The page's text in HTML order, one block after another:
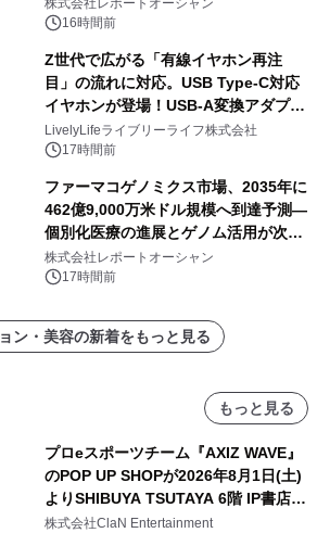
16時間前
Z世代で広がる「有線イヤホン再注
目」の流れに対応。USB Type-C対応
イヤホンが登場！USB-A変換アダプタ
ー付きでスマホからパソコンまで幅広
く活用可能
LivelyLifeライブリーライフ株式会社
17時間前
ファーマコゲノミクス市場、2035年に
462億9,000万米ドル規模へ到達予測―
個別化医療の進展とゲノム活用が次世
代ヘルスケア投資を加速
株式会社レポートオーシャン
17時間前
ン・美容の新着をもっと見る
もっと見る
プロeスポーツチーム『AXIZ WAVE』
のPOP UP SHOPが2026年8月1日(土)
よりSHIBUYA TSUTAYA 6階 IP書店で
開催決定！！
株式会社ClaN Entertainment